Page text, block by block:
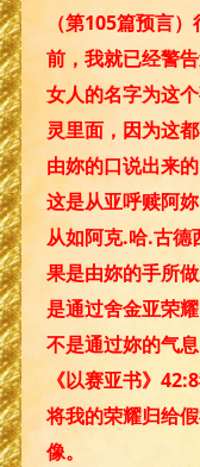
（第105篇预言
前，我就已经警
女人的名字为这
灵里面，因为这
由妳的口说出来
这是从亚呼赎阿
从如阿克.哈.古德
果是由妳的手所
是通过舍金亚荣
不是通过妳的气
《以赛亚书》
将我的荣耀归给
像。